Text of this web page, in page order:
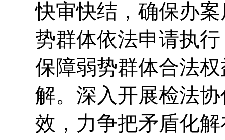
快审快结，确保办
势群体依法申请执
保障弱势群体合法
解。深入开展检法
效，力争把矛盾化